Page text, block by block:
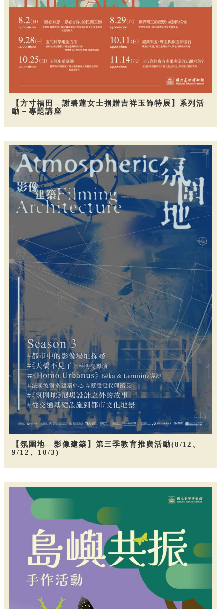
【方寸福田—謝碧蓮女士捐贈吉祥玉飾特展】系列活
動－專題講座
【氛圍地—影像建築】第三季教育推廣活動(8/12、
9/12、10/3)